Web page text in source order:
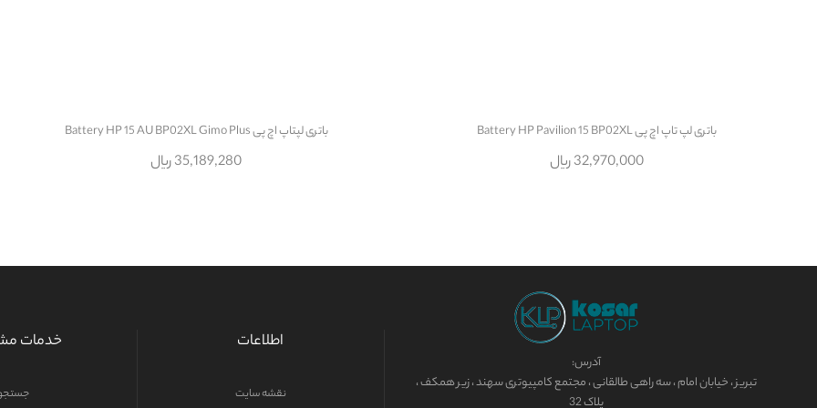
باتری لپ تاپ اچ پی Battery HP Pavilion 15 BP02XL
32,970,000 ریال
باتری لپتاپ اچ پی Battery HP 15 AU BP02XL Gimo Plus
35,189,280 ریال
آدرس:
تبریز ، خیابان امام ، سه راهی طالقانی ، مجتمع کامپیوتری سهند ، زیر همکف ،
پلاک 32
اطلاعات
نقشه سایت
خدمات